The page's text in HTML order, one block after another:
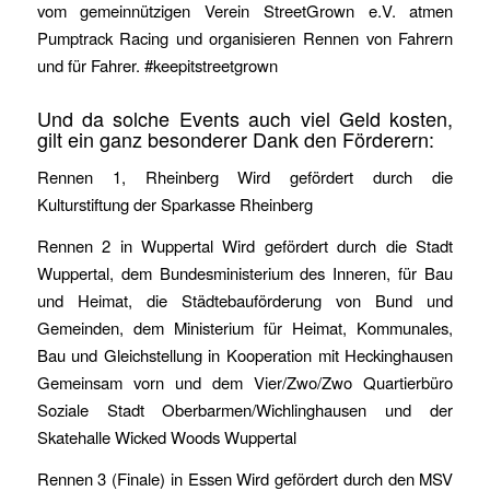
vom gemeinnützigen Verein StreetGrown e.V. atmen
Pumptrack Racing und organisieren Rennen von Fahrern
und für Fahrer. #keepitstreetgrown
Und da solche Events auch viel Geld kosten,
gilt ein ganz besonderer Dank den Förderern:
Rennen 1, Rheinberg Wird gefördert durch die
Kulturstiftung der Sparkasse Rheinberg
Rennen 2 in Wuppertal Wird gefördert durch die Stadt
Wuppertal, dem Bundesministerium des Inneren, für Bau
und Heimat, die Städtebauförderung von Bund und
Gemeinden, dem Ministerium für Heimat, Kommunales,
Bau und Gleichstellung in Kooperation mit Heckinghausen
Gemeinsam vorn und dem Vier/Zwo/Zwo Quartierbüro
Soziale Stadt Oberbarmen/Wichlinghausen und der
Skatehalle Wicked Woods Wuppertal
Rennen 3 (Finale) in Essen Wird gefördert durch den MSV